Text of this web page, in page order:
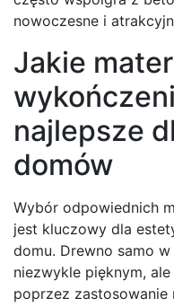
nowoczesne i
Jakie
najlepsze
domów
Wybór odpowiednich
jest kluczowy dla
domu. Drewno samo
niezwykle pięknym,
poprzez